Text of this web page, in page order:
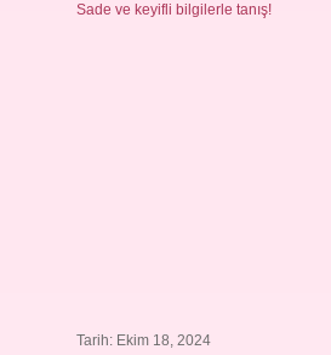
Sade ve keyifli bilgilerle tanış!
Tarih: Ekim 18, 2024